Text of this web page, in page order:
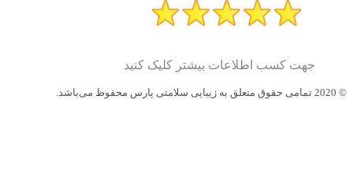
جهت کسب اطلاعات بیشتر کلیک کنید